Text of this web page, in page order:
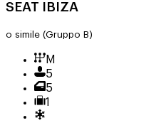
SEAT IBIZA
o simile (Gruppo B)
M
5
5
1